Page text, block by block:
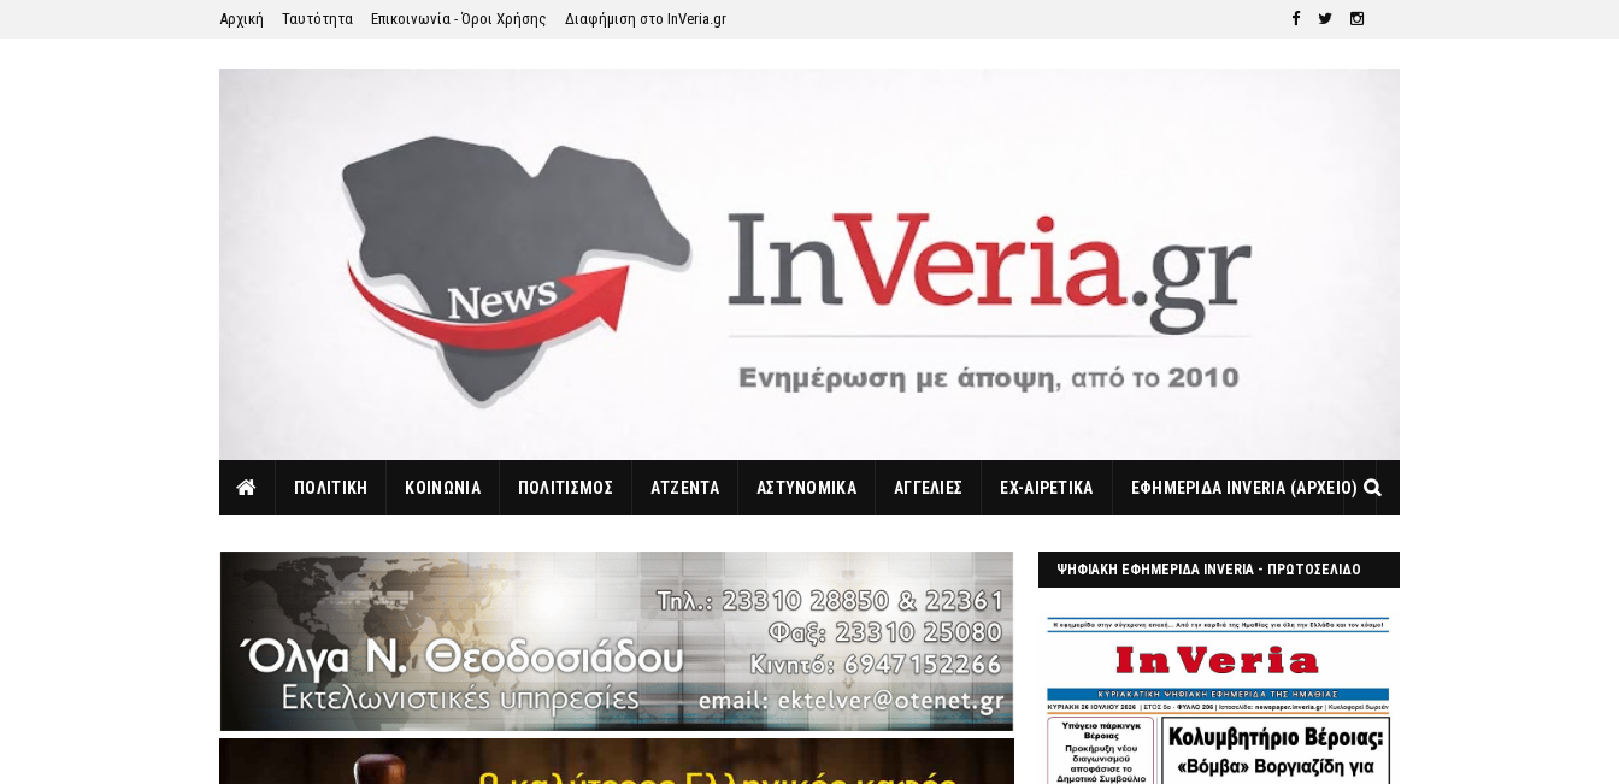
Αρχική Ταυτότητα Επικοινωνία - Όροι Χρήσης Διαφήμιση στο InVeria.gr
ΠΟΛΙΤΙΚΗ ΚΟΙΝΩΝΙΑ ΠΟΛΙΤΙΣΜΟΣ ΑΤΖΕΝΤΑ ΑΣΤΥΝΟΜΙΚΑ ΑΓΓΕΛΙΕΣ EX-ΑΙΡΕΤΙΚΑ ΕΦΗΜΕΡΙΔΑ INVERIA (ΑΡΧΕΙΟ)
ΨΗΦΙΑΚΗ ΕΦΗΜΕΡΙΔΑ INVERIA - ΠΡΩΤΟΣΕΛΙΔΟ